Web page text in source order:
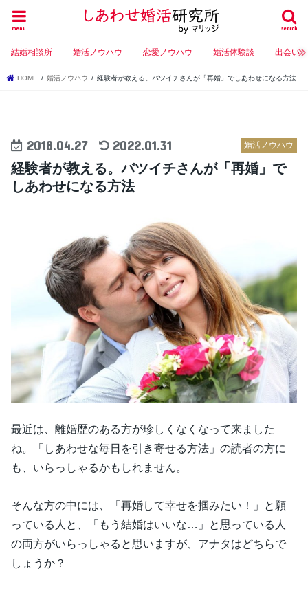
search
menu
結婚相談所 婚活ノウハウ 恋愛ノウハウ 婚活体験談 出会い
HOME 婚活ノウハウ 経験者が教える。バツイチさんが「再婚」でしあわせになる方法
婚活ノウハウ
2018.04.27 2022.01.31
経験者が教える。バツイチさんが「再婚」で
しあわせになる方法
最近は、離婚歴のある方が珍しくなくなって来ました
ね。「しあわせな毎日を引き寄せる方法」の読者の方に
も、いらっしゃるかもしれません。
そんな方の中には、「再婚して幸せを掴みたい！」と願
っている人と、「もう結婚はいいな…」と思っている人
の両方がいらっしゃると思いますが、アナタはどちらで
しょうか？